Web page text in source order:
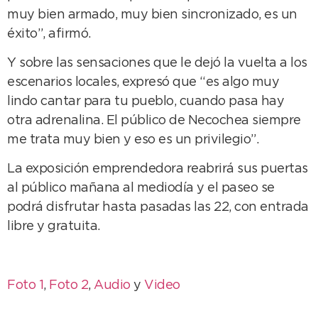
muy bien armado, muy bien sincronizado, es un
éxito”, afirmó.
Y sobre las sensaciones que le dejó la vuelta a los
escenarios locales, expresó que “es algo muy
lindo cantar para tu pueblo, cuando pasa hay
otra adrenalina. El público de Necochea siempre
me trata muy bien y eso es un privilegio”.
La exposición emprendedora reabrirá sus puertas
al público mañana al mediodía y el paseo se
podrá disfrutar hasta pasadas las 22, con entrada
libre y gratuita.
Foto 1 , Foto 2, Audio y Video